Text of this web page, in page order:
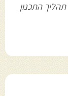
תהליך התכנון